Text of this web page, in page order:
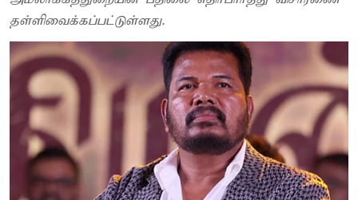
தள்ளிவைக்கப்பட்டுள்ளது.